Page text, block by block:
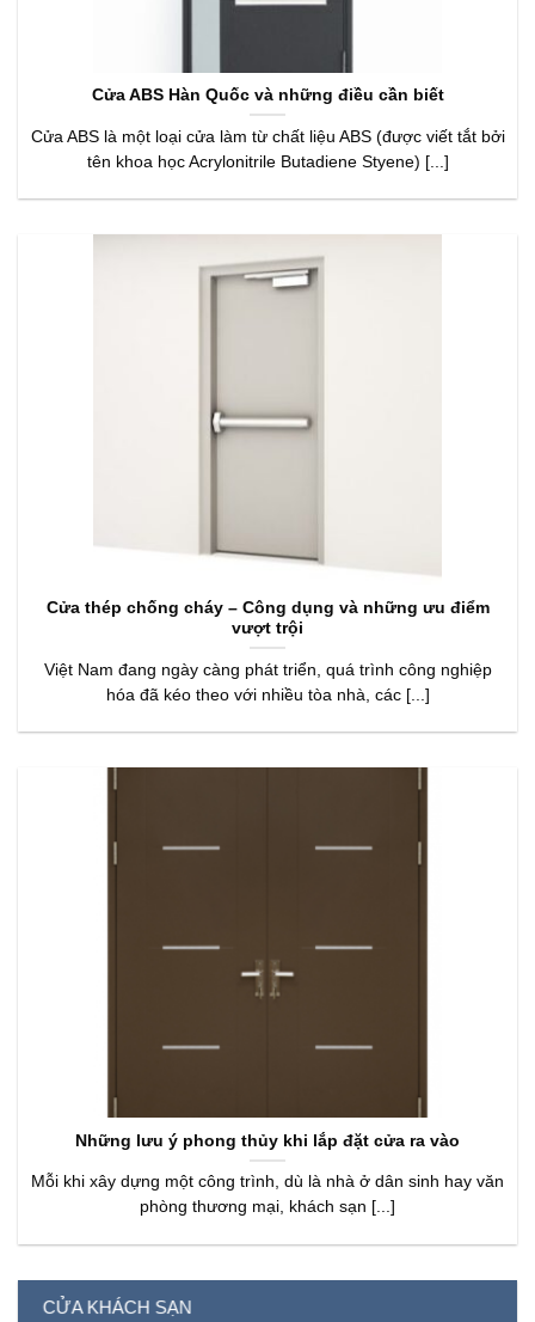
Cửa ABS Hàn Quốc và những điều cần biết
Cửa ABS là một loại cửa làm từ chất liệu ABS (được viết tắt bởi
tên khoa học Acrylonitrile Butadiene Styene) [...]
Cửa thép chống cháy – Công dụng và những ưu điểm
vượt trội
Việt Nam đang ngày càng phát triển, quá trình công nghiệp
hóa đã kéo theo với nhiều tòa nhà, các [...]
Những lưu ý phong thủy khi lắp đặt cửa ra vào
Mỗi khi xây dựng một công trình, dù là nhà ở dân sinh hay văn
phòng thương mại, khách sạn [...]
CỬA KHÁCH SẠN